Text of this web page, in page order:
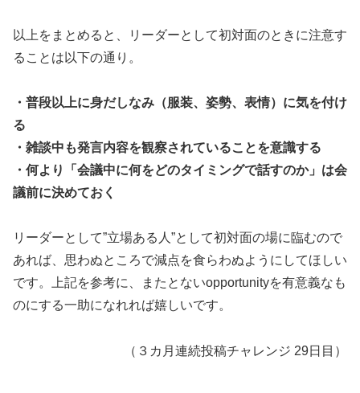
以上をまとめると、リーダーとして初対面のときに注意す
ることは以下の通り。
・普段以上に身だしなみ（服装、姿勢、表情）に気を付け
る
・雑談中も発言内容を観察されていることを意識する
・何より「会議中に何をどのタイミングで話すのか」は会
議前に決めておく
リーダーとして”立場ある人”として初対面の場に臨むので
あれば、思わぬところで減点を食らわぬようにしてほしい
です。上記を参考に、またとないopportunityを有意義なも
のにする一助になれれば嬉しいです。
（３カ月連続投稿チャレンジ 29日目）